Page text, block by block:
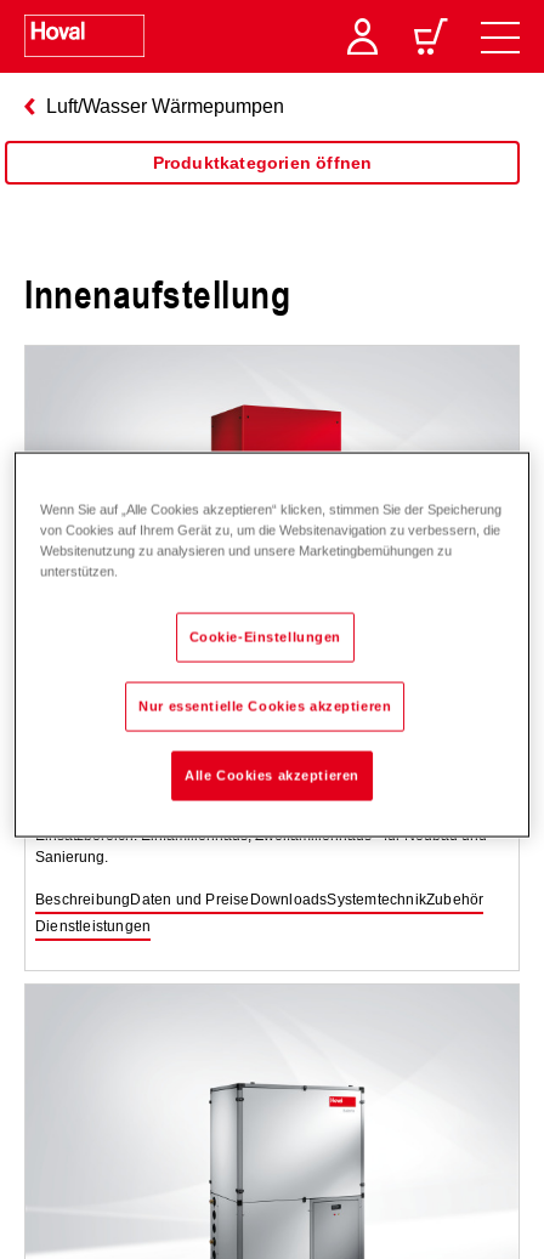
Luft/Wasser Wärmepumpen
Produktkategorien öffnen
Innenaufstellung
comfort ICM (8,13)
Luft/Wasser-Wärmepumpe zum Heizen, zum Kühlen und zum Erzeugen
von Warmwasser. Innenaufstellung, modulierend.
Einsatzbereich: Einfamilienhaus, Zweifamilienhaus - für Neubau und
Sanierung.
Beschreibung Daten und Preise DownloadsSystemtechnikZubehör
Dienstleistungen
Wenn Sie auf „Alle Cookies akzeptieren“ klicken, stimmen Sie der Speicherung
von Cookies auf Ihrem Gerät zu, um die Websitenavigation zu verbessern, die
Websitenutzung zu analysieren und unsere Marketingbemühungen zu
unterstützen.
Cookie-Einstellungen
Nur essentielle Cookies akzeptieren
Alle Cookies akzeptieren